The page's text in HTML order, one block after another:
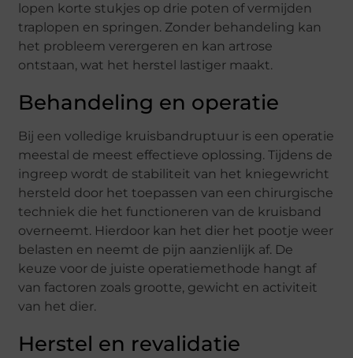
lopen korte stukjes op drie poten of vermijden
traplopen en springen. Zonder behandeling kan
het probleem verergeren en kan artrose
ontstaan, wat het herstel lastiger maakt.
Behandeling en operatie
Bij een volledige kruisbandruptuur is een operatie
meestal de meest effectieve oplossing. Tijdens de
ingreep wordt de stabiliteit van het kniegewricht
hersteld door het toepassen van een chirurgische
techniek die het functioneren van de kruisband
overneemt. Hierdoor kan het dier het pootje weer
belasten en neemt de pijn aanzienlijk af. De
keuze voor de juiste operatiemethode hangt af
van factoren zoals grootte, gewicht en activiteit
van het dier.
Herstel en revalidatie